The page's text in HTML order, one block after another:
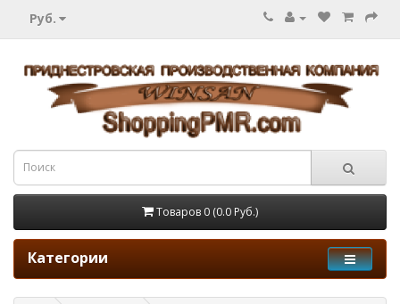
Руб.
Товаров 0 (0.0 Руб.)
Категории